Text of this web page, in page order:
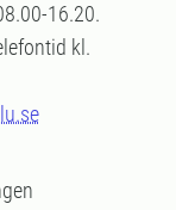
16.20.
kl.